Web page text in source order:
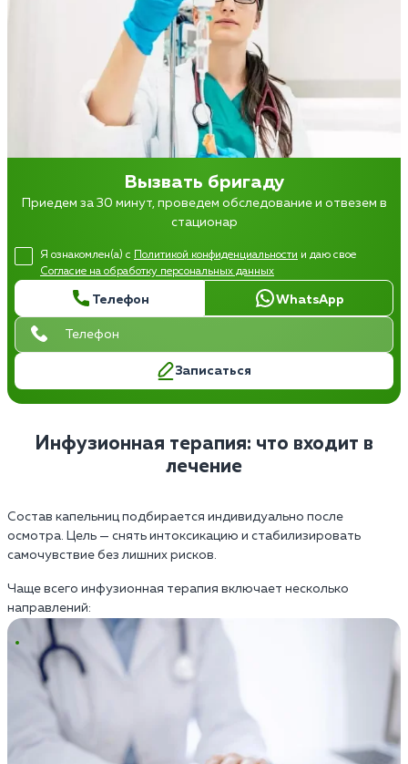
Вызвать бригаду
Приедем за 30 минут, проведем обследование и отвезем в
стационар
Телефон WhatsApp
Я ознакомлен(а) с Политикой конфиденциальности и даю свое
Согласие на обработку персональных данных
Записаться
Инфузионная терапия: что входит в
лечение
Состав капельниц подбирается индивидуально после
осмотра. Цель — снять интоксикацию и стабилизировать
самочувствие без лишних рисков.
Чаще всего инфузионная терапия включает несколько
направлений: